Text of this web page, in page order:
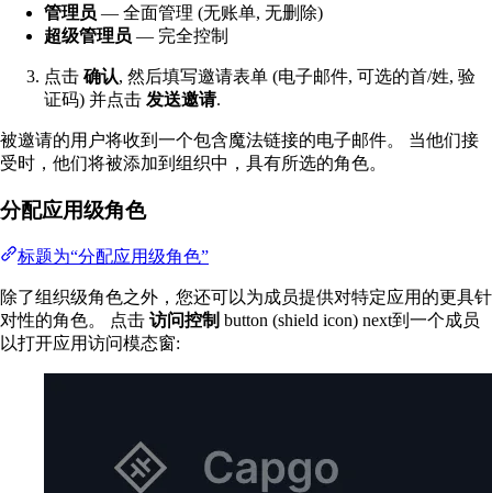
管理员 — 全面管理 (无账单, 无删除)
超级管理员 — 完全控制
点击 确认, 然后填写邀请表单 (电子邮件, 可选的首/姓, 验
证码) 并点击 发送邀请.
被邀请的用户将收到一个包含魔法链接的电子邮件。 当他们接
受时，他们将被添加到组织中，具有所选的角色。
分配应用级角色
标题为“分配应用级角色”
除了组织级角色之外，您还可以为成员提供对特定应用的更具针
对性的角色。 点击 访问控制 button (shield icon) next到一个成员
以打开应用访问模态窗: